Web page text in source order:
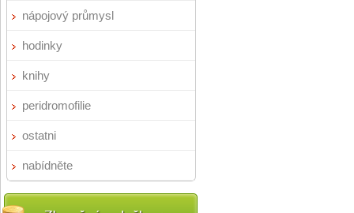
nápojový průmysl
hodinky
knihy
peridromofilie
ostatni
nabídněte